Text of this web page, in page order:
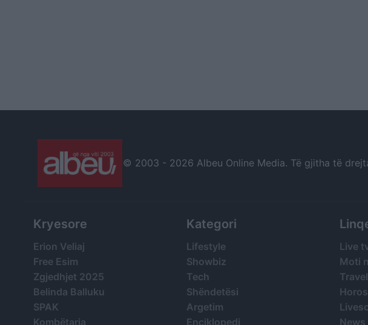
© 2003 - 2026 Albeu Online Media. Të gjitha të
Kryesore
Erion Veliaj
Free Esim
Zgjedhjet 2025
Belinda Balluku
SPAK
Kombëtarja
Kategori
Lifestyle
Showbiz
Tech
Shëndetësi
Argetim
Enciklopedi
Live
Moti
Travel